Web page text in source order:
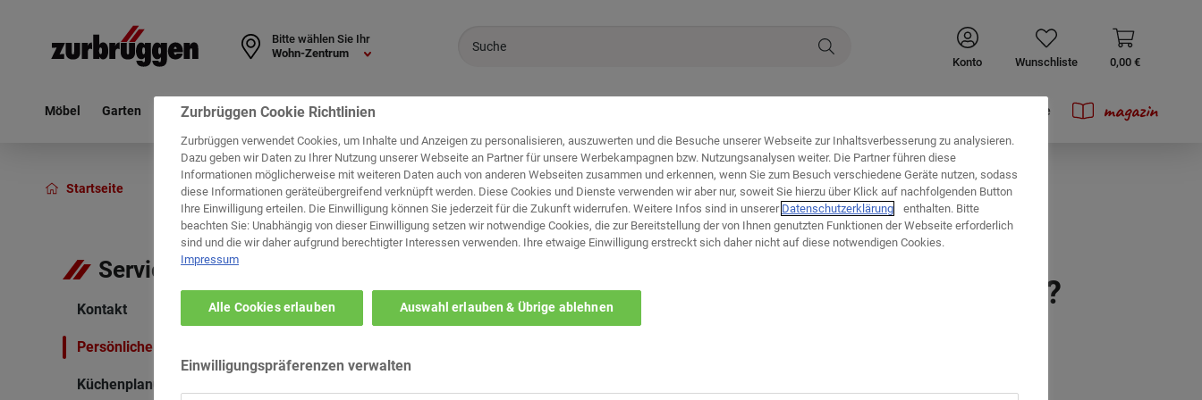
Wohn-Zentrum
Bitte wählen Sie Ihr
Konto
Wunschliste 0,00 €
Möbel Garten Haushalt Deko & Textil Leuchten Prospekte magazin
Startseite Service Küchenplanung
Service
Kontakt
Persönliche Beratung
Küchenplanung
Welches ist ihr bevorzugtes Wohn-Zentrum?
Zurbrüggen Cookie Richtlinien
Zurbrüggen verwendet Cookies, um Inhalte und Anzeigen zu personalisieren, auszuwerten und die Besuche unserer Webseite zur Inhaltsverbesserung zu analysieren.
Dazu geben wir Daten zu Ihrer Nutzung unserer Webseite an Partner für unsere Werbekampagnen bzw. Nutzungsanalysen weiter. Die Partner führen diese
Informationen möglicherweise mit weiteren Daten auch von anderen Webseiten zusammen und erkennen, wenn Sie zum Besuch verschiedene Geräte nutzen, sodass
diese Informationen geräteübergreifend verknüpft werden. Diese Cookies und Dienste verwenden wir aber nur, soweit Sie hierzu über Klick auf nachfolgenden Button
Ihre Einwilligung erteilen. Die Einwilligung können Sie jederzeit für die Zukunft widerrufen. Weitere Infos sind in unserer Datenschutzerklärung
enthalten. Bitte
beachten Sie: Unabhängig von dieser Einwilligung setzen wir notwendige Cookies, die zur Bereitstellung der von Ihnen genutzten Funktionen der Webseite erforderlich
sind und die wir daher aufgrund berechtigter Interessen verwenden. Ihre etwaige Einwilligung erstreckt sich daher nicht auf diese notwendigen Cookies.
Impressum
Alle Cookies erlauben Auswahl erlauben & Übrige ablehnen
Einwilligungspräferenzen verwalten